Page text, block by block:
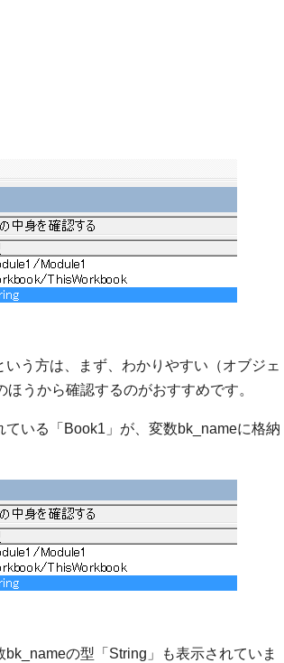
う方は、まず、わかりやすい（オブジェ
うから確認するのがおすすめです。
いる「Book1」が、変数bk_nameに格納
の型「String」も表示されていま